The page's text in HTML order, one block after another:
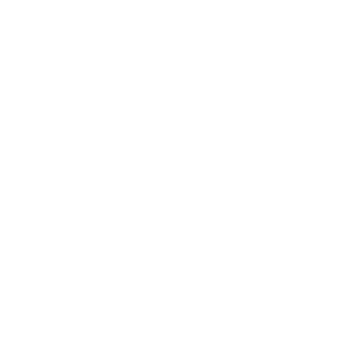
рядом преимуществ:
подойдет для тех, кто
приготовления, из которых 4
что придает ей элегантный
22 кг.